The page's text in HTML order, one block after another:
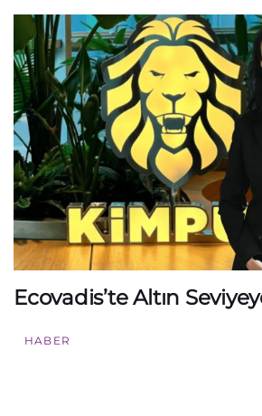
Ecovadis’te Altın
HABER